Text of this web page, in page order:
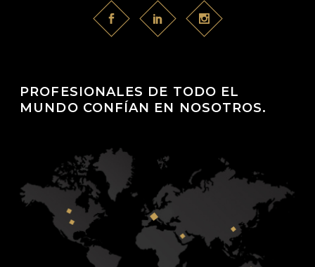
PROFESIONALES DE TODO EL
MUNDO CONFÍAN EN NOSOTROS.